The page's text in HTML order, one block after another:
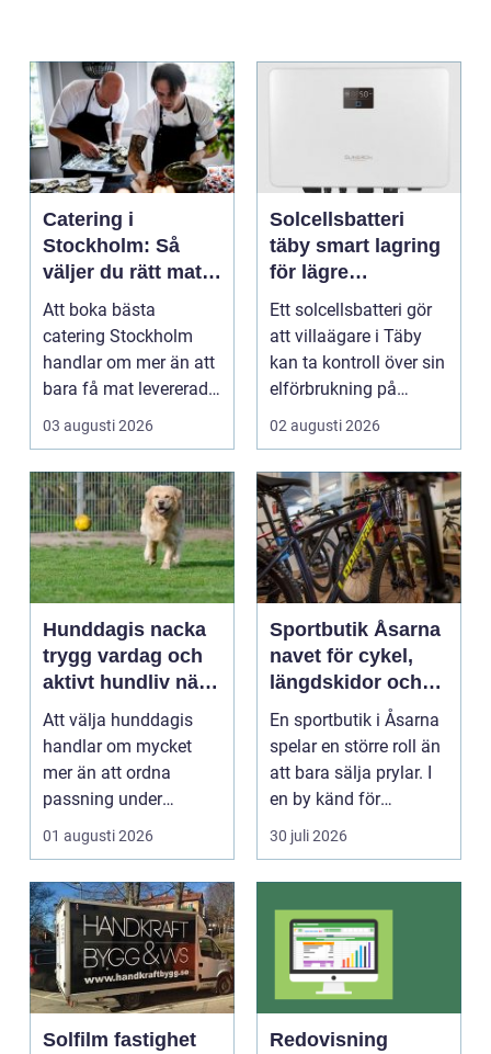
Catering i
Stockholm: Så
väljer du rätt mat
till ditt evenemang
Att boka bästa
catering Stockholm
handlar om mer än att
bara få mat levererad.
R&aum...
03 augusti 2026
Solcellsbatteri
täby smart lagring
för lägre
elkostnader året
runt
Ett solcellsbatteri gör
att villaägare i Täby
kan ta kontroll över sin
elförbrukning på
riktigt. Gen...
02 augusti 2026
Hunddagis nacka
trygg vardag och
aktivt hundliv nära
stan
Att välja hunddagis
handlar om mycket
mer än att ordna
passning under
arbetsdagen. För
många hundäga...
01 augusti 2026
Sportbutik Åsarna
navet för cykel,
längdskidor och
löpning i södra
jämtland
En sportbutik i Åsarna
spelar en större roll än
att bara sälja prylar. I
en by känd för
längdskidåkn...
30 juli 2026
Solfilm fastighet
Redovisning